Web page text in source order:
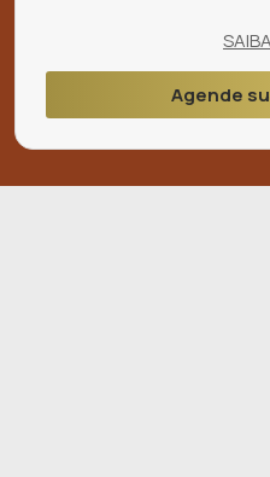
Agende